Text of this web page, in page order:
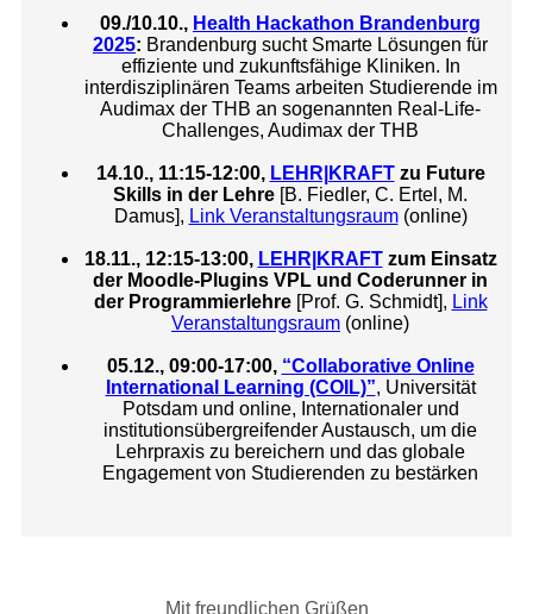
09./10.10., Health Hackathon Brandenburg
2025: Brandenburg sucht Smarte Lösungen für
effiziente und zukunftsfähige Kliniken. In
interdisziplinären Teams arbeiten Studierende im
Audimax der THB an sogenannten Real-Life-
Challenges, Audimax der THB
14.10., 11:15-12:00, LEHR|KRAFTzu Future
Skills in der Lehre [B. Fiedler, C. Ertel, M.
Damus], Link Veranstaltungsraum(online)
18.11., 12:15-13:00, LEHR|KRAFTzum Einsatz
der Moodle-Plugins VPL und Coderunner in
der Programmierlehre [Prof. G. Schmidt], Link
Veranstaltungsraum (online)
05.12., 09:00-17:00, “Collaborative Online
International Learning (COIL)”, Universität
Potsdam und online, Internationaler und
institutionsübergreifender Austausch, um die
Lehrpraxis zu bereichern und das globale
Engagement von Studierenden zu bestärken
Mit freundlichen Grüßen